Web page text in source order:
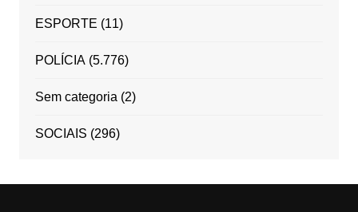
ESPORTE (11)
POLÍCIA(5.776)
Sem categoria (2)
SOCIAIS (296)